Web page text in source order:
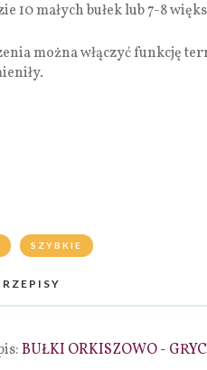
10 małych bułek lub 7-8
można włączyć funkcję
SZYBKIE
BUŁKI ORKISZOWO -